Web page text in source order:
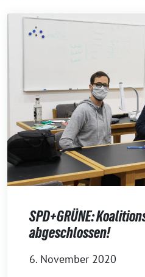
SPD+GRÜNE:
abgeschlossen!
6. November 2020